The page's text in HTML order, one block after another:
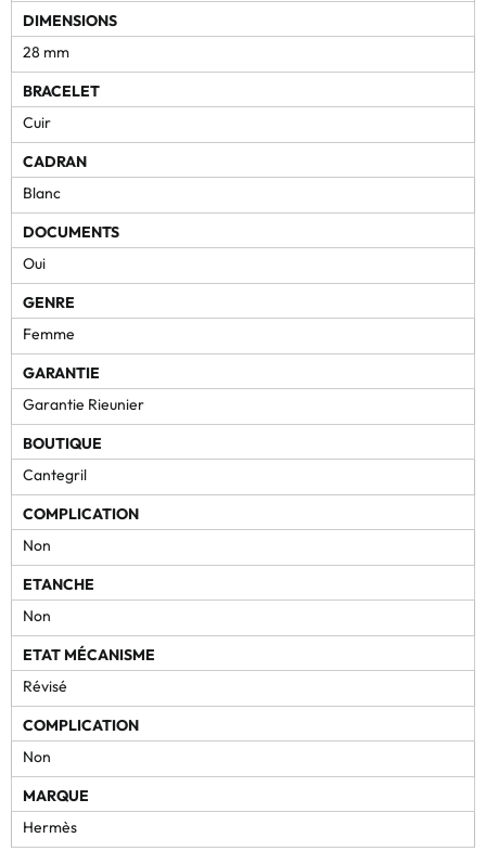
DIMENSIONS
28 mm
BRACELET
Cuir
CADRAN
Blanc
DOCUMENTS
Oui
GENRE
Femme
GARANTIE
Garantie Rieunier
BOUTIQUE
Cantegril
COMPLICATION
Non
ETANCHE
Non
ETAT MÉCANISME
Révisé
COMPLICATION
Non
MARQUE
Hermès